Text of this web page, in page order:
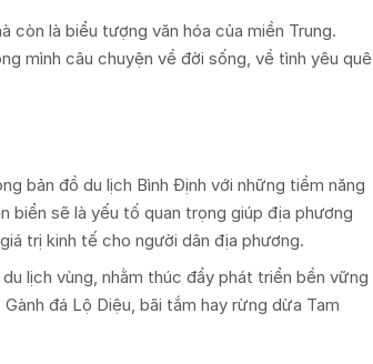
còn là biểu tượng văn hóa của miền Trung.
mình câu chuyện về đời sống, về tình yêu quê
bản đồ du lịch Bình Định với những tiềm năng
biển sẽ là yếu tố quan trọng giúp địa phương
trị kinh tế cho người dân địa phương.
lịch vùng, nhằm thúc đẩy phát triển bền vững
đá Lộ Diệu, bãi tắm hay rừng dừa Tam